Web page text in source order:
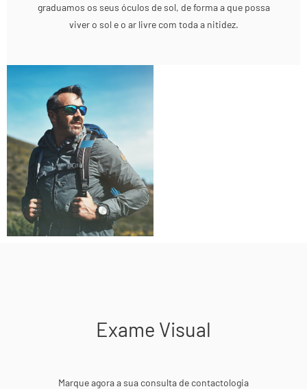
graduamos os seus óculos de sol, de forma a que possa
viver o sol e o ar livre com toda a nitidez.
Exame Visual
Marque agora a sua consulta de contactologia